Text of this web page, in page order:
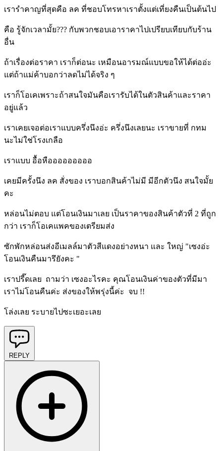
เรารำคาญที่สุดคือ ลค ที่ชอบโทรหาเราตั้งแต่เที่ยงคืนเป็นต้นไป
คือ รู้จักเวลามั้ย??? กับพวกชอบเอาราคาไปเปรียบเทียบกับร้าน
อื่น
ถ้าเรื่องต่อราคา เราก็ต่อนะ เหมือนอารมณ์แบบขอให้ได้ต่ออ่ะ
แต่ถ้าแม่ค้าบอกว่าลดไม่ได้จริง ๆ
เราก็โอเคเพราะถ้าสนใจมันคือเรารับได้ในตัวสินค้าและราคา
อยู่แล้ว
เราเคยเจอต่อเราแบบครึ่งนึงอ่ะ ครึ่งนึงเลยนะ เราขายที่ กทม
นะไม่ใช่โรงเกลือ
เราแบบ อื้อหือออออออออ
เคยมีครั้งนึง ลค สั่งของ เราบอกสินค้าไม่มี มีอีกตัวนึง สนใจมั้ย
คะ
หล่อนไม่ตอบ แต่โอนเงินมาเลย เป็นราคาของสินค้าตัวที่ 2 ที่ถูก
กว่า เราก็โอเคแพคของเตรียมส่ง
ซักพักหล่อนส่งอีเมลล์มาตัวสีแดงอย่างหนา และ ใหญ่ "เซงอ่ะ
โอนเงินคืนมารึยังคะ "
เราปรี๊ดเลย ถามว่า เซงอะไรคะ คุณโอนเงินค่าของตัวที่มีมา
เราไม่โอนคืนค่ะ ส่งของให้พรุ่งนี้ค่ะ จบ !!
โล่งเลย ระบายไปซะเยอะเลย
REPLY